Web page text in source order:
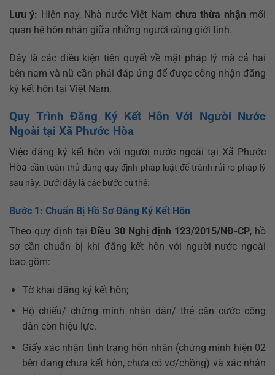
Lưu ý: Hiện nay, Nhà nước Việt Nam chưa thừa nhận mối
quan hệ hôn nhân giữa những người cùng giới tính.
Đây là các điều kiện tiên quyết về mặt pháp lý mà cả hai
bên nam và nữ cần phải đáp ứng để được công nhận đăng
ký kết hôn tại Việt Nam.
Quy Trình Đăng Ký Kết Hôn Với Người Nước
Ngoài tại Xã Phước Hòa
Việc đăng ký kết hôn với người nước ngoài tại Xã Phước
Hòacần tuân thủ đúng quy định pháp luật để tránh rủi ro pháp lý
sau này. Dưới đây là các bước cụ thể:
Bước 1: Chuẩn Bị Hồ Sơ Đăng Ký Kết Hôn
Theo quy định tạiĐiều 30 Nghị định 123/2015/NĐ-CP, hồ
sơ cần chuẩn bị khi đăng kết hôn với người nước ngoài
bao gồm:
Tờ khai đăng ký kết hôn;
Hộ chiếu/ chứng minh nhân dân/ thẻ căn cước công
dân còn hiệu lực.
Giấy xác nhận tình trạng hôn nhân (chứng minh hiện 02
bên đang chưa kết hôn, chưa có vợ/chồng) và xác nhận